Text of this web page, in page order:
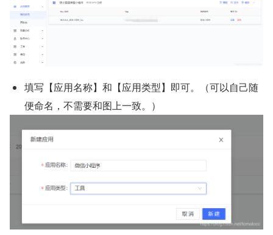
填写【应用名称】和【应用类型】即可。（可以自己随
便命名，不需要和图上一致。）